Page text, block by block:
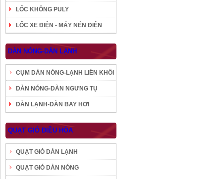
LỐC KHÔNG PULY
LỐC XE ĐIỆN - MÁY NÉN ĐIỆN
DÀN NÓNG-DÀN LẠNH
CỤM DÀN NÓNG-LẠNH LIỀN KHỐI
DÀN NÓNG-DÀN NGƯNG TỤ
DÀN LẠNH-DÀN BAY HƠI
QUẠT GIÓ ĐIỀU HÒA
QUẠT GIÓ DÀN LẠNH
QUẠT GIÓ DÀN NÓNG